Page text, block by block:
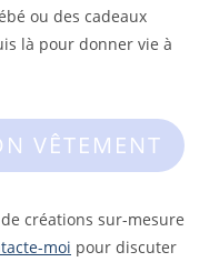
ou des cadeaux
là pour donner vie à
VÊTEMENT
créations sur-mesure
moi pour discuter